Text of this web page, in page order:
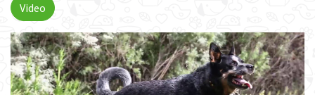
Video